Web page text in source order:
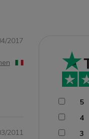
2017
2011
5
4
3